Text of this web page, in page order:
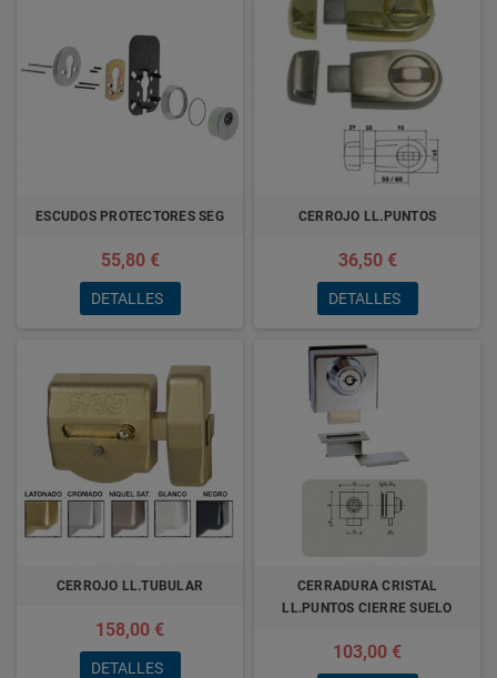
ESCUDOS PROTECTORES SEG
55,80 €
DETALLES
CERROJO LL.PUNTOS
36,50 €
DETALLES
CERROJO LL.TUBULAR
158,00 €
DETALLES
CERRADURA CRISTAL
LL.PUNTOS CIERRE SUELO
103,00 €